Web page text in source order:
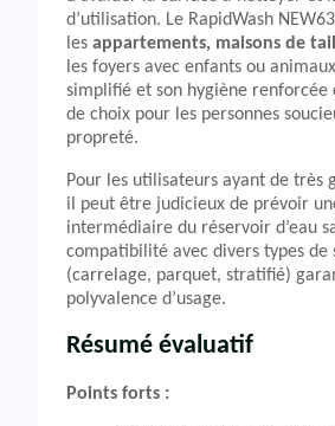
d’utilisation. Le RapidWash
les appartements, maisons de
les foyers avec enfants ou
simplifié et son hygiène renforcée
de choix pour les personnes
propreté.
Pour les utilisateurs ayant de très
il peut être judicieux de prévoir
intermédiaire du réservoir d’eau
compatibilité avec divers types de
(carrelage, parquet, stratifié)
polyvalence d’usage.
Résumé évaluatif
Points forts :